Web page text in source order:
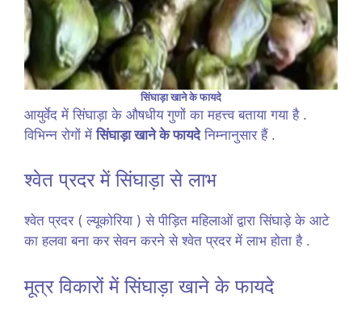
सिंघाड़ा खाने के फायदे
आयुर्वेद में सिंघाड़ा के औषधीय गुणों का महत्त्व बताया गया है .
विभिन्न रोगों मेंसिंघाड़ा खाने के फायदेनिम्नानुसार हैं .
श्वेत प्रदर में सिंघाड़ा से लाभ
श्वेत प्रदर ( ल्यूकोरिया ) से पीड़ित महिलाओं द्वारा सिंघाड़े के आटे
का हलवा बना कर सेवन करने से श्वेत प्रदर में लाभ होता है .
मूत्र विकारों में सिंघाड़ा खाने के फायदे